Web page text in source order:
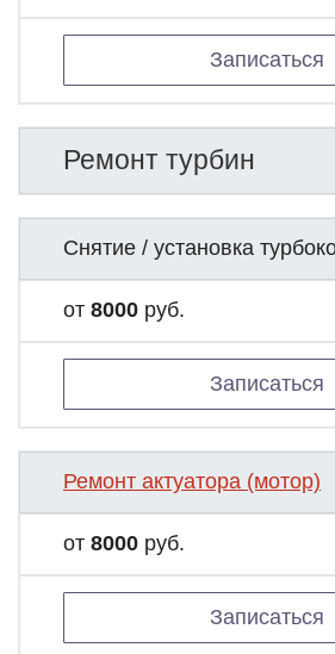
Записаться
Ремонт турбин
Снятие / установка
от 8000 руб.
Записаться
Ремонт актуатора (мотор)
от 8000 руб.
Записаться